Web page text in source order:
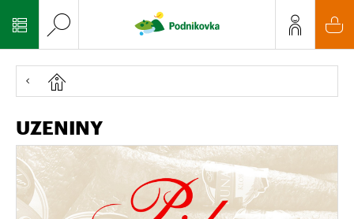
UZENINY